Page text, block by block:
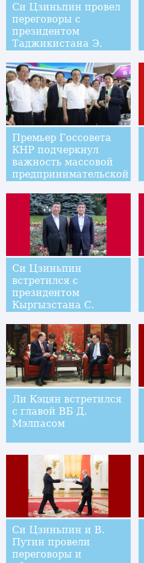
Си Цзиньпин провел
переговоры с
президентом
Таджикистана Э.
Премьер Госсовета
КНР подчеркнул
важность массовой
предпринимательской
деятельности
Си Цзиньпин
встретился с
президентом
Кыргызстана С.
Ли Кэцян встретился
с главой ВБ Д.
Мэлпасом
Си Цзиньпин и В.
Путин провели
переговоры и